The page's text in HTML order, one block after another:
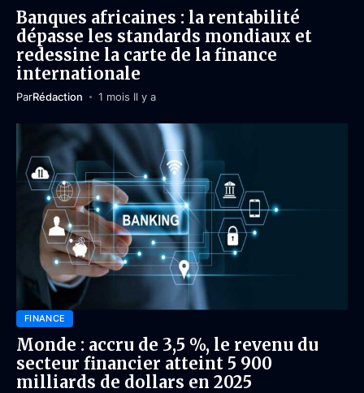
Banques africaines : la rentabilité
dépasse les standards mondiaux et
redessine la carte de la finance
internationale
ParRédaction 1 mois Il y a
FINANCE
Monde : accru de 3,5 %, le revenu du
secteur financier atteint 5 900
milliards de dollars en 2025